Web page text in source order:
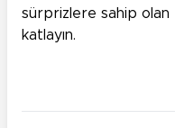
sürprizlere sahip olan
katlayın.